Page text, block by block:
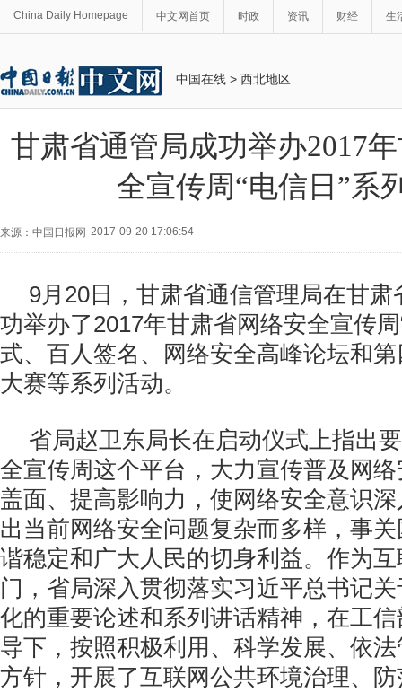
China Daily Homepage 中文网首页 时政 资讯 财经 生
中国在线 > 西北地区
甘肃省通管局成功举办2017
全宣传周“电信日”系
来源：中国日报网 2017-09-20 17:06:54
9月20日，甘肃省通信管理局在甘
功举办了2017年甘肃省网络安全宣传
式、百人签名、网络安全高峰论坛和
大赛等系列活动。
省局赵卫东局长在启动仪式上指出
全宣传周这个平台，大力宣传普及网
盖面、提高影响力，使网络安全意识
出当前网络安全问题复杂而多样，事
谐稳定和广大人民的切身利益。作为
门，省局深入贯彻落实习近平总书记
化的重要论述和系列讲话精神，在工
导下，按照积极利用、科学发展、依
方针，开展了互联网公共环境治理、